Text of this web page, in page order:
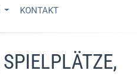
KONTAKT